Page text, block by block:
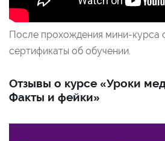
После прохождения мини-курса
сертификаты об обучении.
Отзывы о курсе «Уроки
Факты и фейки»